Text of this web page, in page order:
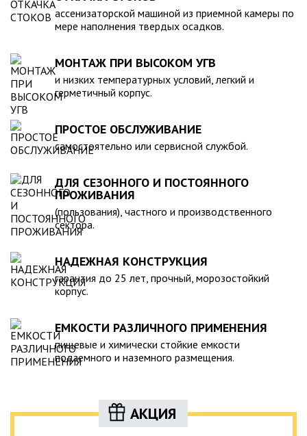
компанией, произведена в полном соответствии с
действующими стандартами и полностью безопасна в
экологическом отношении.
ассенизаторской машиной из приемной камеры по
мере наполнения твердых осадков.
МОНТАЖ ПРИ ВЫСОКОМ УГВ
и низких температурных условий, легкий и
герметичный корпус.
ПРОСТОЕ ОБСЛУЖИВАНИЕ
самостоятельно или сервисной службой.
ДЛЯ СЕЗОННОГО И ПОСТОЯННОГО
ПРОЖИВАНИЯ
(пользования), частного и производственного
сектора.
НАДЕЖНАЯ КОНСТРУКЦИЯ
гарантия до 25 лет, прочный, морозостойкий
корпус.
ЕМКОСТИ РАЗЛИЧНОГО ПРИМЕНЕНИЯ
пищевые и химически стойкие емкости
подземного и наземного размещения.
АКЦИЯ